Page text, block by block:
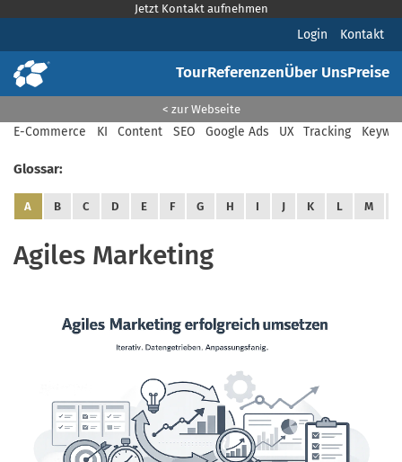
Jetzt Kontakt aufnehmen
Login Kontakt
TourReferenzenÜber UnsPreise
< zur Webseite
E-Commerce KI Content SEO Google Ads UX Tracking
Glossar:
A B C D E F G H I J K L M
Agiles Marketing